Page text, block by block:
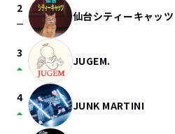
2
check_indeterminate_small 仙台シティーキャッツ
3
arrow_drop_up JUGEM.
4
arrow_drop_up JUNK MARTINI